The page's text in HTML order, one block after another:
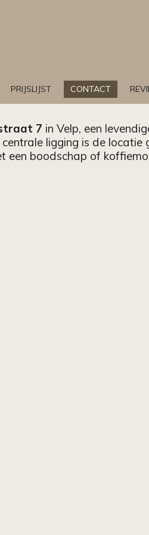
PRIJSLIJST CONTACT
7 in Velp, een
ligging is de locatie
een boodschap of